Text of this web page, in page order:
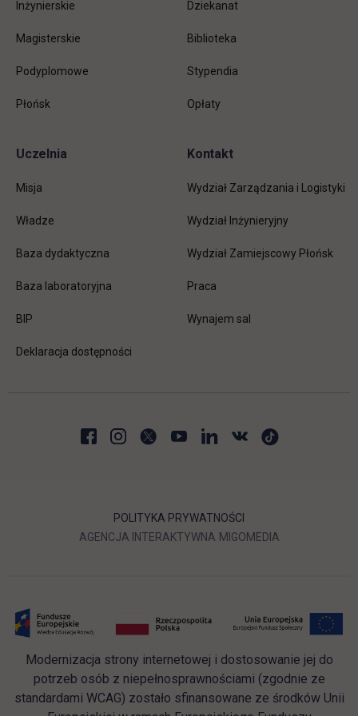
Inżynierskie
Magisterskie
Podyplomowe
Płońsk
Dziekanat
Biblioteka
Stypendia
Opłaty
Uczelnia
Misja
Władze
Baza dydaktyczna
Baza laboratoryjna
BIP
Deklaracja dostępności
Kontakt
Wydział Zarządzania i Logistyki
Wydział Inżynieryjny
Wydział Zamiejscowy Płońsk
Praca
Wynajem sal
POLITYKA PRYWATNOŚCI
AGENCJA INTERAKTYWNA LINK OTWIERA SIĘ W
MIGOMEDIA
Modernizacja strony internetowej i dostosowanie jej do
potrzeb osób z niepełnosprawnościami (zgodnie ze
standardami WCAG) zostało sfinansowane ze środków Unii